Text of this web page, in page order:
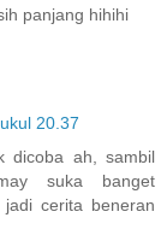
panjang hihihi
20.37
dicoba ah, sambil
suka banget
cerita beneran